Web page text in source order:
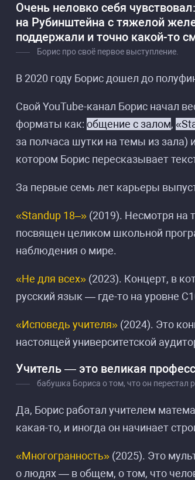
Очень неловко себя
на Рубинштейна с тяжелой
поддержали и точно какой-то
Борис про своё первое выступление.
В 2020 году Борис дошел до
Свой YouTube-канал Борис начал
форматы как: общение с залом,
за полчаса шутки на темы из зала) и
котором Борис пересказывает
За первые семь лет карьеры
«Standup 18–» (2019). Несмотря на
посвящен целиком школьной
наблюдения о мире.
«Не для всех» (2023). Концерт, в
русский язык — где-то на уровне
«Исповедь учителя» (2024). Это
настоящей университетской
Учитель — это великая
бабушка Бориса о том, что он перестал
Да, Борис работал учителем
какая-то, и иногда он начинает
«Многогранность» (2025). Это
о людях — в общем, о том, что